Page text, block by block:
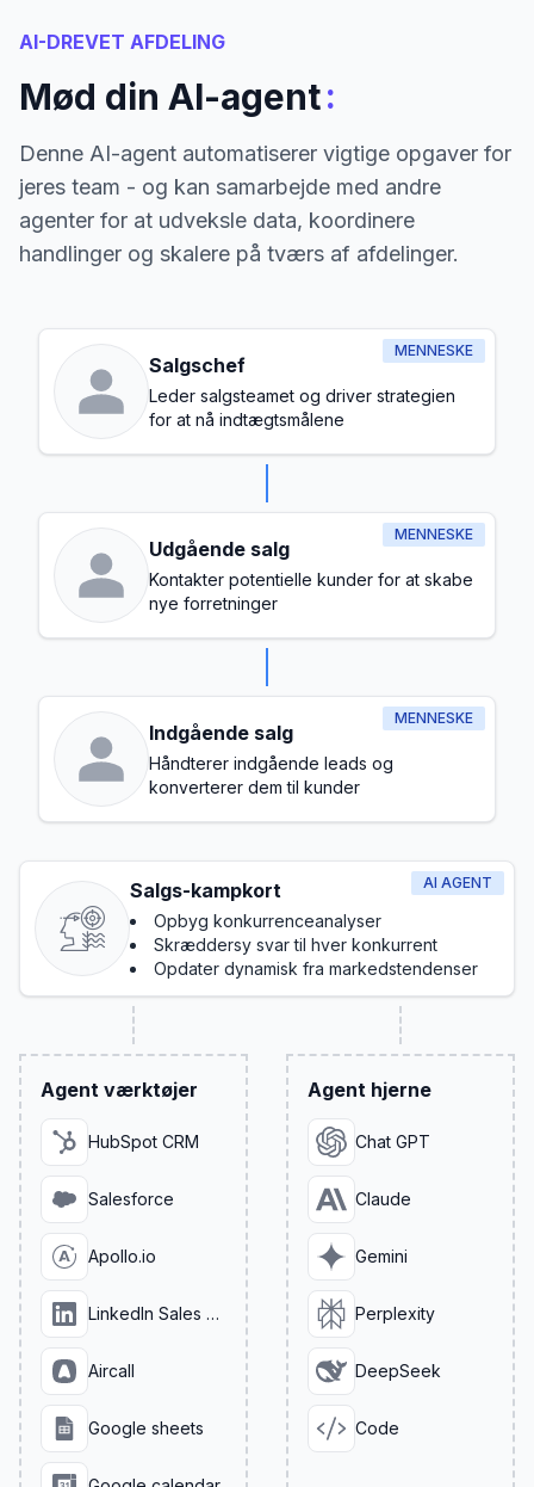
AI-DREVET AFDELING
Mød din AI-agent:
Denne AI-agent automatiserer vigtige opgaver for
jeres team - og kan samarbejde med andre
agenter for at udveksle data, koordinere
handlinger og skalere på tværs af afdelinger.
MENNESKE
Salgschef
Leder salgsteamet og driver strategien
for at nå indtægtsmålene
MENNESKE
Udgående salg
Kontakter potentielle kunder for at skabe
nye forretninger
MENNESKE
Indgående salg
Håndterer indgående leads og
konverterer dem til kunder
AI AGENT
Salgs-kampkort
Opbyg konkurrenceanalyser
Skræddersy svar til hver konkurrent
Opdater dynamisk fra markedstendenser
Agent værktøjer
HubSpot CRM
Salesforce
Apollo.io
LinkedIn Sales Navigator
Aircall
Google sheets
Agent hjerne
Chat GPT
Claude
Gemini
Perplexity
DeepSeek
Code